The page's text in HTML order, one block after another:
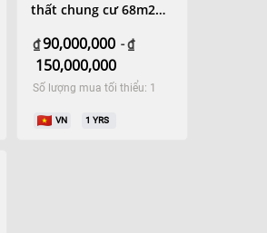
thất chung cư 68m2
₫ 90,000,000 -₫
150,000,000
Số lượng mua tối thiểu: 1
VN 1 YRS